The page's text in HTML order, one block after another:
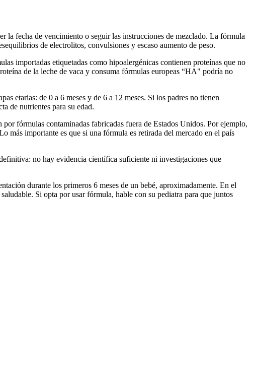
la fecha de vencimiento o seguir las instrucciones de mezclado. La fórmula
de electrolitos, convulsiones y escaso aumento de peso.
importadas etiquetadas como hipoalergénicas contienen proteínas que no
de la leche de vaca y consuma fórmulas europeas “HA" podría no
etarias: de 0 a 6 meses y de 6 a 12 meses. Si los padres no tienen
de nutrientes para su edad.
fórmulas contaminadas fabricadas fuera de Estados Unidos. Por ejemplo,
más importante es que si una fórmula es retirada del mercado en el país
no hay evidencia científica suficiente ni investigaciones que
durante los primeros 6 meses de un bebé, aproximadamente. En el
Si opta por usar fórmula, hable con su pediatra para que juntos